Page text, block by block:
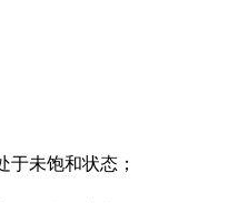
未饱和状态；